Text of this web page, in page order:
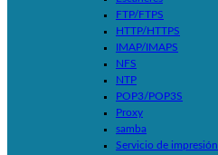
FTP/FTPS
HTTP/HTTPS
IMAP/IMAPS
NFS
NTP
POP3/POP3S
Proxy
samba
Servicio de impresión